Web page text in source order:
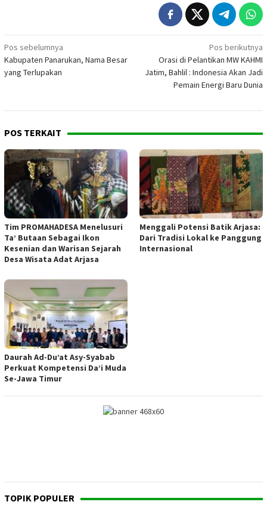
Navigasi
pos
Pos sebelumnya
Kabupaten Panarukan, Nama Besar
yang Terlupakan
Pos berikutnya
Orasi di Pelantikan MW KAHMI
Jatim, Bahlil : Indonesia Akan Jadi
Pemain Energi Baru Dunia
POS TERKAIT
Tim PROMAHADESA Menelusuri
Ta’ Butaan Sebagai Ikon
Kesenian dan Warisan Sejarah
Desa Wisata Adat Arjasa
Menggali Potensi Batik Arjasa:
Dari Tradisi Lokal ke Panggung
Internasional
Daurah Ad-Du’at Asy-Syabab
Perkuat Kompetensi Da’i Muda
Se-Jawa Timur
TOPIK POPULER